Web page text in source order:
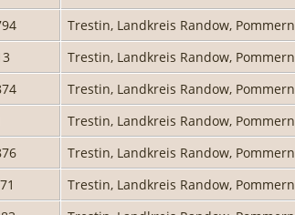
Trestin, Landkreis Randow, Pommern
Trestin, Landkreis Randow, Pommern
Trestin, Landkreis Randow, Pommern
Trestin, Landkreis Randow, Pommern
Trestin, Landkreis Randow, Pommern
Trestin, Landkreis Randow, Pommern